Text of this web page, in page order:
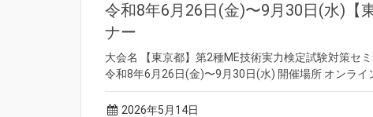
令和8年6月26日(金)〜9月30日(水)【
ナー
大会名 【東京都】第2種ME技術実力検定試験対策
令和8年6月26日(金)〜9月30日(水) 開催場所 オンラ
2026年5月14日